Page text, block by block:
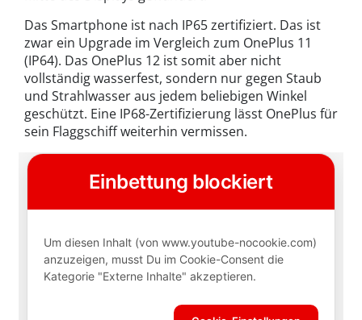
Das Smartphone ist nach IP65 zertifiziert. Das ist
zwar ein Upgrade im Vergleich zum OnePlus 11
(IP64). Das OnePlus 12 ist somit aber nicht
vollständig wasserfest, sondern nur gegen Staub
und Strahlwasser aus jedem beliebigen Winkel
geschützt. Eine IP68-Zertifizierung lässt OnePlus für
sein Flaggschiff weiterhin vermissen.